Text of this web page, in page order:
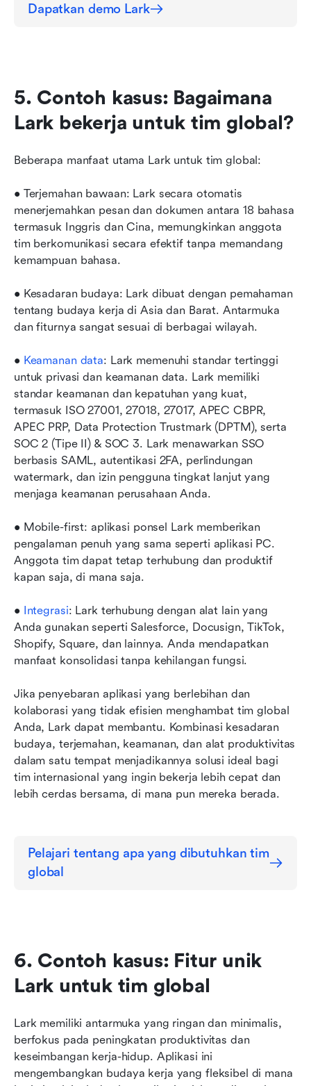
Dapatkan demo Lark
5. Contoh kasus: Bagaimana
Lark bekerja untuk tim global?
Beberapa manfaat utama Lark untuk tim global:
• Terjemahan bawaan: Lark secara otomatis
menerjemahkan pesan dan dokumen antara 18 bahasa
termasuk Inggris dan Cina, memungkinkan anggota
tim berkomunikasi secara efektif tanpa memandang
kemampuan bahasa.
• Kesadaran budaya: Lark dibuat dengan pemahaman
tentang budaya kerja di Asia dan Barat. Antarmuka
dan fiturnya sangat sesuai di berbagai wilayah.
• Keamanan data: Lark memenuhi standar tertinggi
untuk privasi dan keamanan data. Lark memiliki
standar keamanan dan kepatuhan yang kuat,
termasuk ISO 27001, 27018, 27017, APEC CBPR,
APEC PRP, Data Protection Trustmark (DPTM), serta
SOC 2 (Tipe II) & SOC 3. Lark menawarkan SSO
berbasis SAML, autentikasi 2FA, perlindungan
watermark, dan izin pengguna tingkat lanjut yang
menjaga keamanan perusahaan Anda.
• Mobile-first: aplikasi ponsel Lark memberikan
pengalaman penuh yang sama seperti aplikasi PC.
Anggota tim dapat tetap terhubung dan produktif
kapan saja, di mana saja.
• Integrasi: Lark terhubung dengan alat lain yang
Anda gunakan seperti Salesforce, Docusign, TikTok,
Shopify, Square, dan lainnya. Anda mendapatkan
manfaat konsolidasi tanpa kehilangan fungsi.
Jika penyebaran aplikasi yang berlebihan dan
kolaborasi yang tidak efisien menghambat tim global
Anda, Lark dapat membantu. Kombinasi kesadaran
budaya, terjemahan, keamanan, dan alat produktivitas
dalam satu tempat menjadikannya solusi ideal bagi
tim internasional yang ingin bekerja lebih cepat dan
lebih cerdas bersama, di mana pun mereka berada.
Pelajari tentang apa yang dibutuhkan tim
global
6. Contoh kasus: Fitur unik
Lark untuk tim global
Lark memiliki antarmuka yang ringan dan minimalis,
berfokus pada peningkatan produktivitas dan
keseimbangan kerja-hidup. Aplikasi ini
mengembangkan budaya kerja yang fleksibel di mana